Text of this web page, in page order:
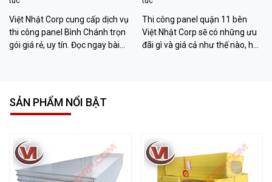
Việt Nhật Corp cung cấp dịch vụ
thi công panel Bình Chánh trọn
gói giá rẻ, uy tín. Đọc ngay bài
Thi công panel quận 11 bên
Việt Nhật Corp sẽ có những ưu
đãi gì và giá cả như thế nào, hãy
SẢN PHẨM NỔI BẬT